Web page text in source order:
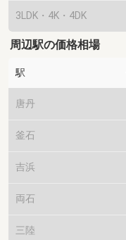
3LDK・4K・4DK
周辺駅の価格相場
駅
唐丹
釜石
吉浜
両石
三陸